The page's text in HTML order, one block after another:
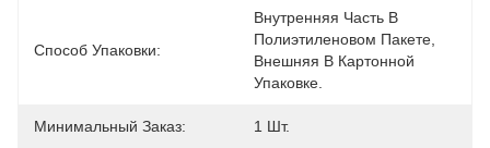
Способ Упаковки:
Внутренняя Часть В
Полиэтиленовом Пакете,
Внешняя В Картонной
Упаковке.
Минимальный Заказ: 1 Шт.